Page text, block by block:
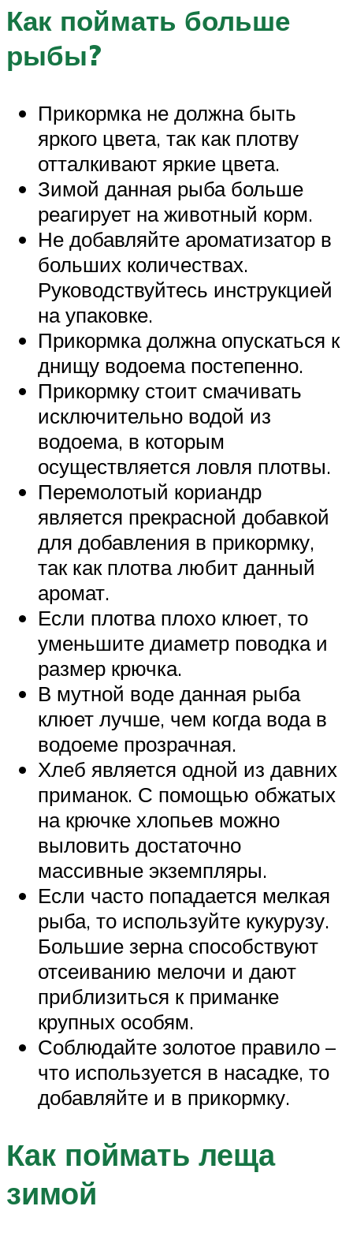
Как поймать больше
рыбы?
Прикормка не должна быть
яркого цвета, так как плотву
отталкивают яркие цвета.
Зимой данная рыба больше
реагирует на животный корм.
Не добавляйте ароматизатор в
больших количествах.
Руководствуйтесь инструкцией
на упаковке.
Прикормка должна опускаться к
днищу водоема постепенно.
Прикормку стоит смачивать
исключительно водой из
водоема, в которым
осуществляется ловля плотвы.
Перемолотый кориандр
является прекрасной добавкой
для добавления в прикормку,
так как плотва любит данный
аромат.
Если плотва плохо клюет, то
уменьшите диаметр поводка и
размер крючка.
В мутной воде данная рыба
клюет лучше, чем когда вода в
водоеме прозрачная.
Хлеб является одной из давних
приманок. С помощью обжатых
на крючке хлопьев можно
выловить достаточно
массивные экземпляры.
Если часто попадается мелкая
рыба, то используйте кукурузу.
Большие зерна способствуют
отсеиванию мелочи и дают
приблизиться к приманке
крупных особям.
Соблюдайте золотое правило –
что используется в насадке, то
добавляйте и в прикормку.
Как поймать леща
зимой